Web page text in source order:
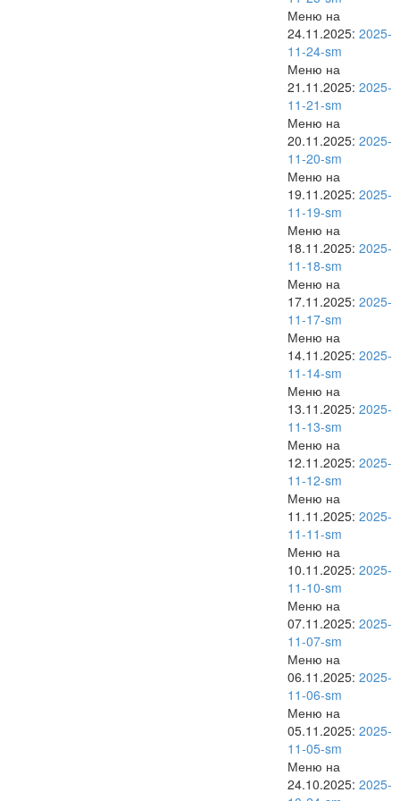
Меню на
24.11.2025: 2025-
11-24-sm
Меню на
21.11.2025: 2025-
11-21-sm
Меню на
20.11.2025: 2025-
11-20-sm
Меню на
19.11.2025: 2025-
11-19-sm
Меню на
18.11.2025: 2025-
11-18-sm
Меню на
17.11.2025: 2025-
11-17-sm
Меню на
14.11.2025: 2025-
11-14-sm
Меню на
13.11.2025: 2025-
11-13-sm
Меню на
12.11.2025: 2025-
11-12-sm
Меню на
11.11.2025: 2025-
11-11-sm
Меню на
10.11.2025: 2025-
11-10-sm
Меню на
07.11.2025: 2025-
11-07-sm
Меню на
06.11.2025: 2025-
11-06-sm
Меню на
05.11.2025: 2025-
11-05-sm
Меню на
24.10.2025: 2025-